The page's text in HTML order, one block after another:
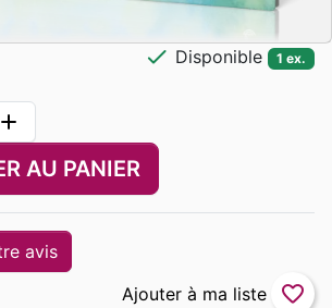
check Disponible 1 ex.
add
AU PANIER
avis
favorite_border